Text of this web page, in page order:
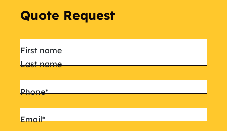
Quote Request
Name*
First name
Last name
Phone*
Email*